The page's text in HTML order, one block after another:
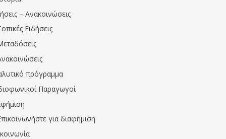
– Ανακοινώσεις
Ειδήσεις
πρόγραμμα
Παραγωγοί
για διαφήμιση